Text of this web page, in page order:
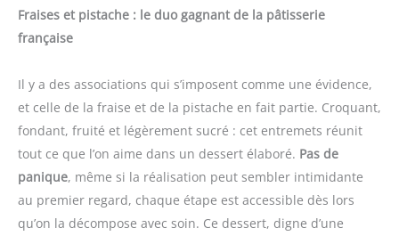
Fraises et pistache : le duo gagnant de la pâtisserie
française
Il y a des associations qui s’imposent comme une évidence,
et celle de la fraise et de la pistache en fait partie. Croquant,
fondant, fruité et légèrement sucré : cet entremets réunit
tout ce que l’on aime dans un dessert élaboré. Pas de
panique, même si la réalisation peut sembler intimidante
au premier regard, chaque étape est accessible dès lors
qu’on la décompose avec soin. Ce dessert, digne d’une